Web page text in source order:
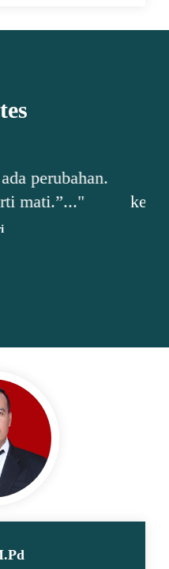
bisa menerima
sesungguhnya baru
satu kelebihan pada